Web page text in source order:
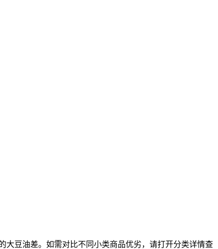
豆油差。如需对比不同小类商品优劣，请打开分类详情查